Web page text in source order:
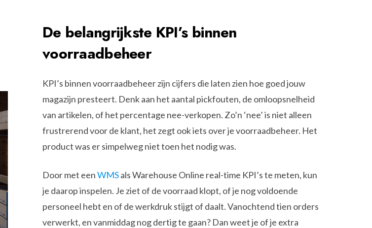
De belangrijkste KPI’s binnen
voorraadbeheer
KPI’s binnen voorraadbeheer zijn cijfers die laten zien hoe goed jouw
magazijn presteert. Denk aan het aantal pickfouten, de omloopsnelheid
van artikelen, of het percentage nee-verkopen. Zo’n ‘nee’ is niet alleen
frustrerend voor de klant, het zegt ook iets over je voorraadbeheer. Het
product was er simpelweg niet toen het nodig was.
Door met eenWMSals Warehouse Online real-time KPI’s te meten, kun
je daarop inspelen. Je ziet of de voorraad klopt, of je nog voldoende
personeel hebt en of de werkdruk stijgt of daalt. Vanochtend tien orders
verwerkt, en vanmiddag nog dertig te gaan? Dan weet je of je extra